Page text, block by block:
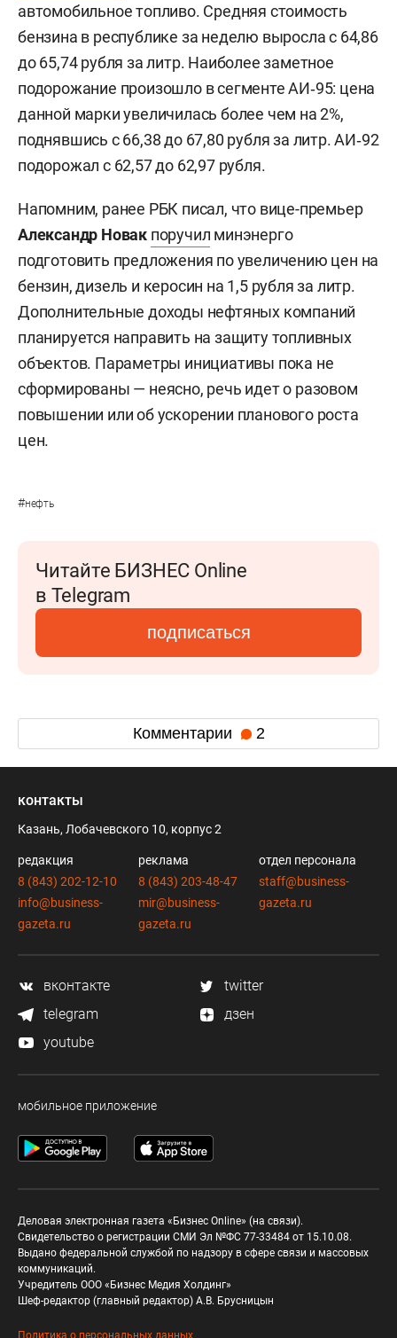
автомобильное топливо. Средняя стоимость
бензина в республике за неделю выросла с 64,86
до 65,74 рубля за литр. Наиболее заметное
подорожание произошло в сегменте АИ‑95: цена
данной марки увеличилась более чем на 2%,
поднявшись с 66,38 до 67,80 рубля за литр. АИ‑92
подорожал с 62,57 до 62,97 рубля.
Напомним, ранее РБК писал, что вице-премьер
Александр Новак поручил минэнерго
подготовить предложения по увеличению цен на
бензин, дизель и керосин на 1,5 рубля за литр.
Дополнительные доходы нефтяных компаний
планируется направить на защиту топливных
объектов. Параметры инициативы пока не
сформированы — неясно, речь идет о разовом
повышении или об ускорении планового роста
цен.
#нефть
Читайте БИЗНЕС Online
в Telegram
подписаться
Комментарии 2
контакты
Казань, Лобачевского 10, корпус 2
редакция
8 (843) 202-12-10
info@business-
gazeta.ru
реклама
8 (843) 203-48-47
mir@business-
gazeta.ru
отдел персонала
staff@business-
gazeta.ru
вконтакте
twitter
telegram
дзен
youtube
мобильное приложение
Деловая электронная газета «Бизнес Online» (на связи).
Свидетельство о регистрации СМИ Эл №ФС 77-33484 от 15.10.08.
Выдано федеральной службой по надзору в сфере связи и массовых
коммуникаций.
Учредитель ООО «Бизнес Медия Холдинг»
Шеф-редактор (главный редактор) А.В. Брусницын
Политика о персональных данных